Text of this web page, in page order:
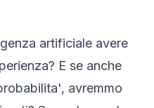
artificiale avere
E se anche
avremmo